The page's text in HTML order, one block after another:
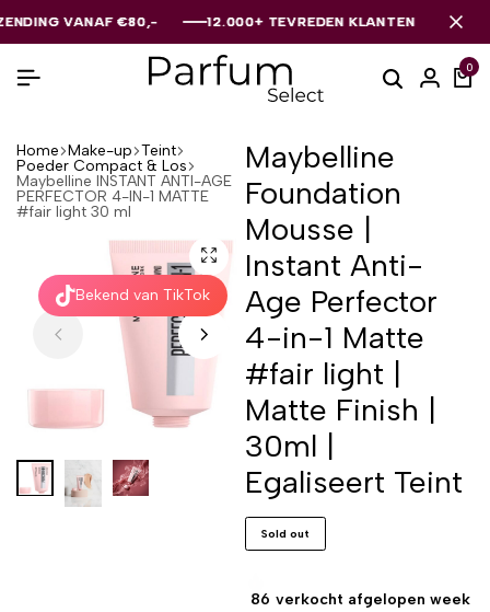
VANAF €80,- 12.000+ TEVREDEN KLANTEN
VANAF €80,- 12.000+ TEVREDEN KLANTEN
VANAF €80,- 12.000+ TEVREDEN KLANTEN
0
Home Make-up Teint
Poeder Compact & Los
Maybelline INSTANT ANTI-AGE
PERFECTOR 4-IN-1 MATTE
#fair light 30 ml
Bekend van TikTok
Maybelline
Foundation
Mousse |
Instant Anti-
Age Perfector
4-in-1 Matte
#fair light |
Matte Finish |
30ml |
Egaliseert Teint
Sold out
86 verkocht afgelopen week